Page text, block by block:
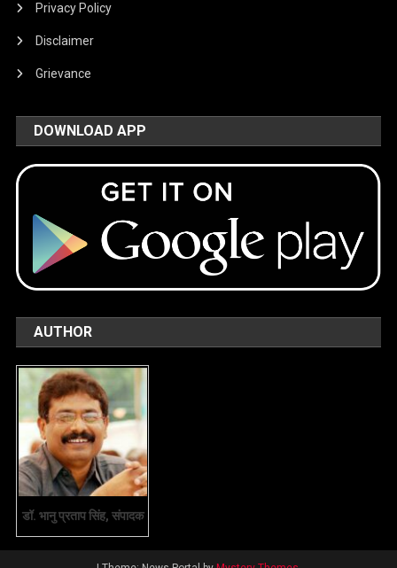
Privacy Policy
Disclaimer
Grievance
DOWNLOAD APP
AUTHOR
डॉ. भानु प्रताप सिंह, संपादक